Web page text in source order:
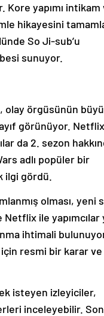
yapımı intikam
hikayesini
So Ji-sub’u
sunuyor.
olay örgüsünün
görünüyor. Netflix
da 2. sezon
adlı popüler bir
ilgi gördü.
olması, yeni
Netflix ile yapımcılar
ihtimali
için resmi bir karar
isteyen izleyiciler,
inceleyebilir.